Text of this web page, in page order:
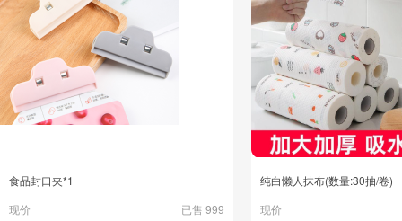
食品封口夹*1
现价
已售 999
纯白懒人抹布(数量:30抽/卷)
现价